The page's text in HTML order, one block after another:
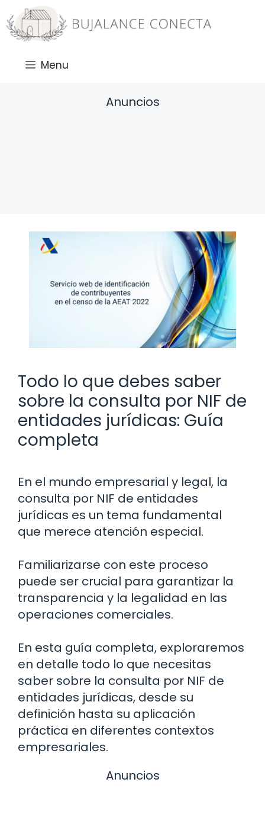
Saltar
al
contenido
Menu
Anuncios
Todo lo que debes saber
sobre la consulta por NIF de
entidades jurídicas: Guía
completa
En el mundo empresarial y legal, la
consulta por NIF de entidades
jurídicas es un tema fundamental
que merece atención especial.
Familiarizarse con este proceso
puede ser crucial para garantizar la
transparencia y la legalidad en las
operaciones comerciales.
En esta guía completa, exploraremos
en detalle todo lo que necesitas
saber sobre la consulta por NIF de
entidades jurídicas, desde su
definición hasta su aplicación
práctica en diferentes contextos
empresariales.
Anuncios